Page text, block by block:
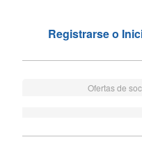
Registrarse o
Ofertas de